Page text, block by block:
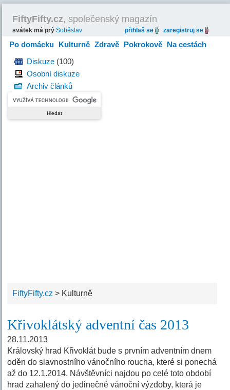
FiftyFifty.cz, společenský magazín
svátek má prýSoběslav přihlaš se zaregistruj se
Po domácku Kulturně Zdravě Pokrokově Na cestách
HravěDiskuze (100)
Osobní diskuze
Archiv článků
FiftyFifty.cz > Kulturně
Křivoklátský adventní čas 2013
28.11.2013
Královský hrad Křivoklát bude s prvním adventním dnem
oděn do slavnostního vánočního roucha, které si ponechá
až do 12.1.2014. Návštěvníci najdou po celé toto období
hrad zahalený do jedinečné vánoční výzdoby, která je